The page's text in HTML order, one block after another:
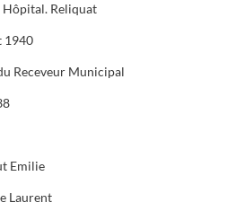
Hôpital. Reliquat
1940
Receveur Municipal
Emilie
Laurent